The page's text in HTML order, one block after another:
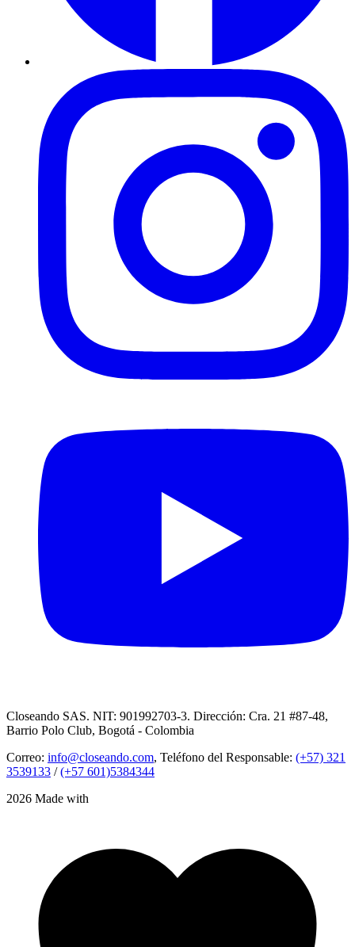
Closeando SAS. NIT: 901992703-3. Dirección: Cra. 21 #87-48,
Barrio Polo Club, Bogotá - Colombia
Correo: info@closeando.com, Teléfono del Responsable: (+57) 321
3539133 /(+57 601)5384344
2026 Made with